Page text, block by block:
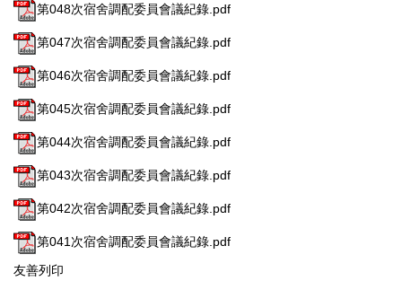
第048次宿舍調配委員會議紀錄.pdf
第047次宿舍調配委員會議紀錄.pdf
第046次宿舍調配委員會議紀錄.pdf
第045次宿舍調配委員會議紀錄.pdf
第044次宿舍調配委員會議紀錄.pdf
第043次宿舍調配委員會議紀錄.pdf
第042次宿舍調配委員會議紀錄.pdf
第041次宿舍調配委員會議紀錄.pdf
友善列印